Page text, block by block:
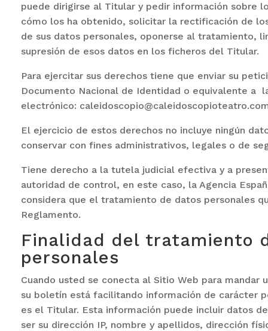
puede dirigirse al Titular y pedir información sobre
cómo los ha obtenido, solicitar la rectificación de
de sus datos personales, oponerse al tratamiento,
supresión de esos datos en los ficheros del Titular.
Para ejercitar sus derechos tiene que enviar su
Documento Nacional de Identidad o equivalente a
electrónico:
El ejercicio de estos derechos no incluye ningún
conservar con fines administrativos, legales o de
Tiene derecho a la tutela judicial efectiva y a
autoridad de control, en este caso, la Agencia
considera que el tratamiento de datos personales
Reglamento.
Finalidad del tratamiento
personales
Cuando usted se conecta al Sitio Web para mandar
su boletín está facilitando información de carácter
es el Titular. Esta información puede incluir datos
ser su dirección IP, nombre y apellidos, dirección